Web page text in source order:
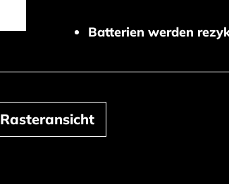
Batterien werden
Rasteransicht